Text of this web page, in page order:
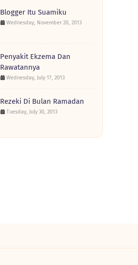
Blogger Itu Suamiku
Wednesday, November 20, 2013
Penyakit Ekzema Dan
Rawatannya
Wednesday, July 17, 2013
Rezeki Di Bulan Ramadan
Tuesday, July 30, 2013